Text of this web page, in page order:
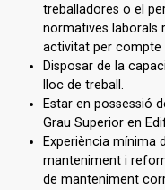
treballadores o el
normatives laborals
activitat per compte
Disposar de la
lloc de treball.
Estar en possessió
Grau Superior en
Experiència mínima
manteniment i
de manteniment